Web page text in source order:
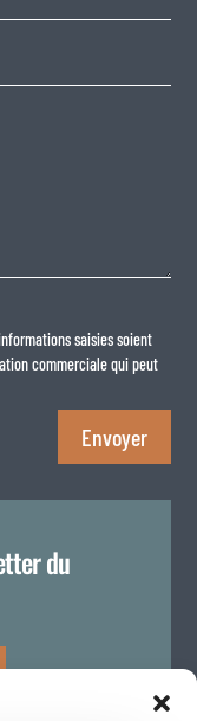
saisies soient
commerciale qui peut
Envoyer
du